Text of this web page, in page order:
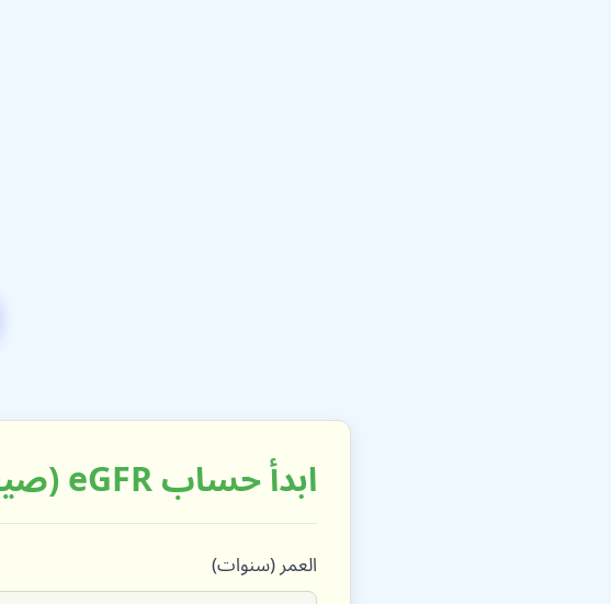
ابدأ حساب eGFR (صيغة 2012 سيستاتين C)
العمر (سنوات)